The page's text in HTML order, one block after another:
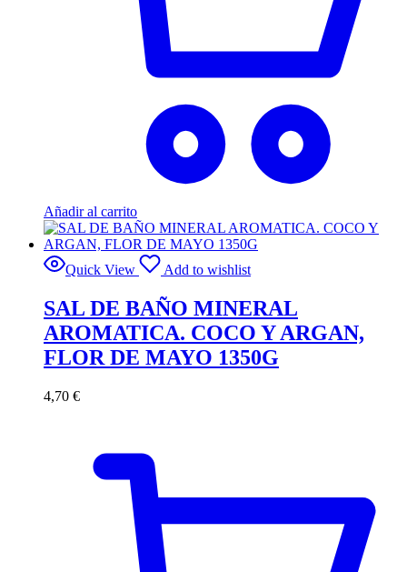
Añadir al carrito
Quick View Add to wishlist
SAL DE BAÑO MINERAL
AROMATICA. COCO Y ARGAN,
FLOR DE MAYO 1350G
4,70 €